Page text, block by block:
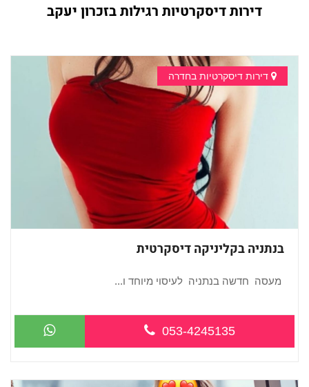
דירות דיסקרטיות רגילות בזכרון יעקב
דירות דיסקרטיות בחדרה
בנתניה בקליניקה דיסקרטית
מעסה חדשה בנתניה לעיסוי מיוחד ו...
053-4245135